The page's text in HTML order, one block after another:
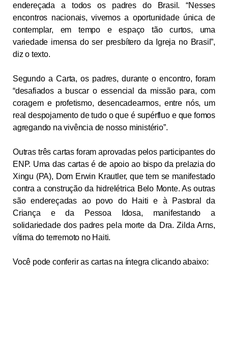
endereçada a todos os padres do Brasil. “Nesses
encontros nacionais, vivemos a oportunidade única de
contemplar, em tempo e espaço tão curtos, uma
variedade imensa do ser presbítero da Igreja no Brasil”,
diz o texto.
Segundo a Carta, os padres, durante o encontro, foram
“desafiados a buscar o essencial da missão para, com
coragem e profetismo, desencadearmos, entre nós, um
real despojamento de tudo o que é supérfluo e que fomos
agregando na vivência de nosso ministério”.
Outras três cartas foram aprovadas pelos participantes do
ENP. Uma das cartas é de apoio ao bispo da prelazia do
Xingu (PA), Dom Erwin Krautler, que tem se manifestado
contra a construção da hidrelétrica Belo Monte. As outras
são endereçadas ao povo do Haiti e à Pastoral da
Criança e da Pessoa Idosa, manifestando a
solidariedade dos padres pela morte da Dra. Zilda Arns,
vítima do terremoto no Haiti.
Você pode conferir as cartas na íntegra clicando abaixo: